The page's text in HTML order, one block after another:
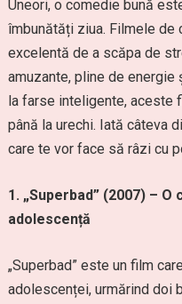
Uneori, o comedie bună
îmbunătăți ziua. Filmele de
excelentă de a scăpa de
amuzante, pline de energie
la farse inteligente, aceste
până la urechi. Iată câteva
care te vor face să râzi cu
1. „Superbad” (2007) –
adolescență
„Superbad” este un film
adolescenței, urmărind doi